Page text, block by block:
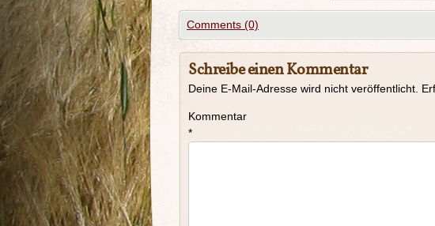
Comments (0)
Schreibe einen Kommentar
Deine E-Mail-Adresse wird nicht veröffentlicht.
Kommentar
*